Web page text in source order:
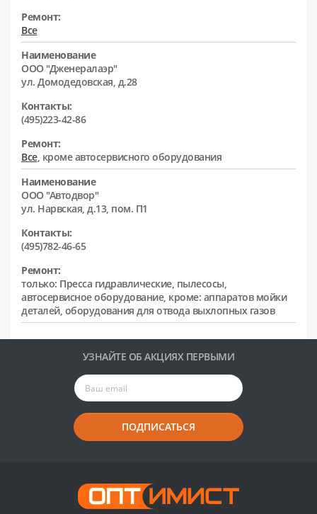
Ремонт:
Все
Наименование
ООО "Дженералаэр"
ул. Домодедовская, д.28
Контакты:
(495)223-42-86
Ремонт:
Все, кроме автосервисного оборудования
Наименование
ООО "Автодвор"
ул. Нарвская, д.13, пом. П1
Контакты:
(495)782-46-65
Ремонт:
только: Пресса гидравлические, пылесосы,
автосервисное оборудование, кроме: аппаратов мойки
деталей, оборудования для отвода выхлопных газов
УЗНАЙТЕ ОБ АКЦИЯХ ПЕРВЫМИ
ПОДПИСАТЬСЯ